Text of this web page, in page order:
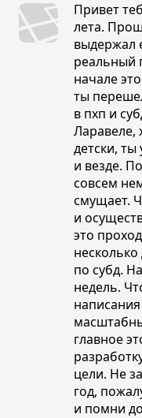
Привет
лета.
выдержал
реальный
начале
ты
в пхп и
Ларавеле,
детски, ты
и везде.
совсем
смущает.
и
это
по субд.
недель.
главное
цели. Не
год,
и помни